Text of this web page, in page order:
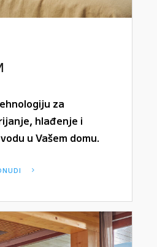
za
hlađenje i
u Vašem domu.